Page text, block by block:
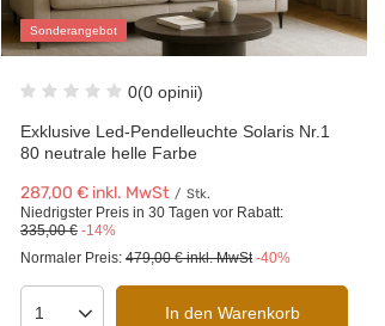
Sonderangebot
0(0 opinii)
Exklusive Led-Pendelleuchte Solaris Nr.1
80 neutrale helle Farbe
287,00 € inkl. MwSt / Stk.
Niedrigster Preis in 30 Tagen vor Rabatt:
335,00 € -14%
Normaler Preis: 479,00 €inkl. MwSt -40%
In den Warenkorb